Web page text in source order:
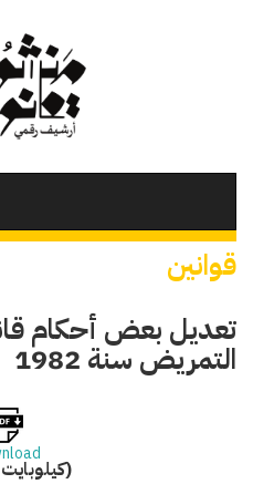
قوانين
تعديل بعض أحكام
التمريض سنة 1982
(16.97 كيلوبايت)